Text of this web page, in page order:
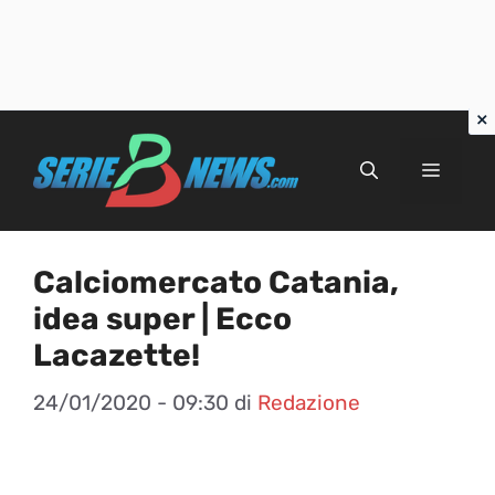
Menu
Calciomercato Catania,
idea super | Ecco
Lacazette!
24/01/2020 - 09:30 di Redazione